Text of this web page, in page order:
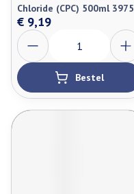
Chloride (CPC) 500ml 3975
€ 9,19
Aantal
Bestel